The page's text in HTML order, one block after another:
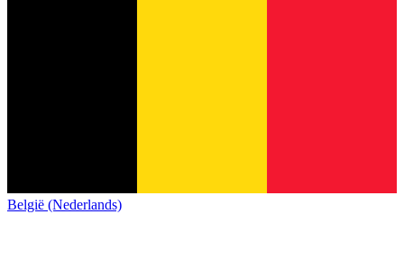
België (Nederlands)